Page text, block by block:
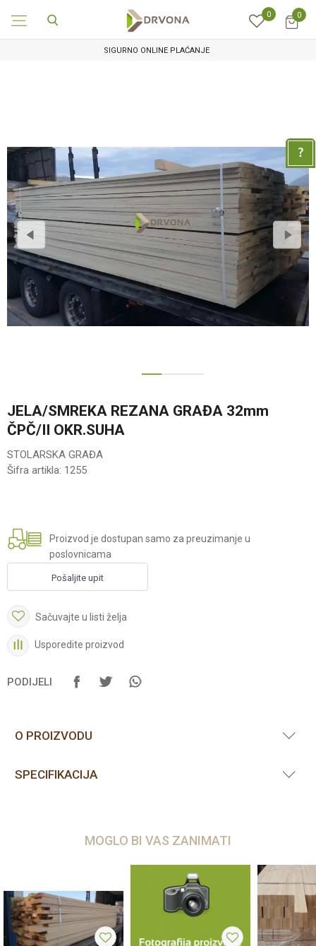
0 0
SIGURNO ONLINE PLAĆANJE
JELA/SMREKA REZANA GRAĐA 32mm
ČPČ/II OKR.SUHA
STOLARSKA GRAĐA
Šifra artikla: 1255
Proizvod je dostupan samo za preuzimanje u
poslovnicama
Pošaljite upit
Sačuvajte u listi želja
Usporedite proizvod
PODIJELI
O PROIZVODU
SPECIFIKACIJA
MOGLO BI VAS ZANIMATI